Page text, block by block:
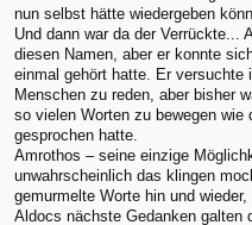
nun selbst hätte wiedergeben
Und dann war da der Verrückte...
diesen Namen, aber er konnte
einmal gehört hatte. Er versuchte
Menschen zu reden, aber bisher
so vielen Worten zu bewegen
gesprochen hatte.
Amrothos – seine einzige
unwahrscheinlich das klingen
gemurmelte Worte hin und wieder,
Aldocs nächste Gedanken galten